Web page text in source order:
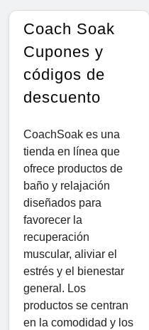
Coach Soak
Cupones y
códigos de
descuento
CoachSoak es una
tienda en línea que
ofrece productos de
baño y relajación
diseñados para
favorecer la
recuperación
muscular, aliviar el
estrés y el bienestar
general. Los
productos se centran
en la comodidad y los